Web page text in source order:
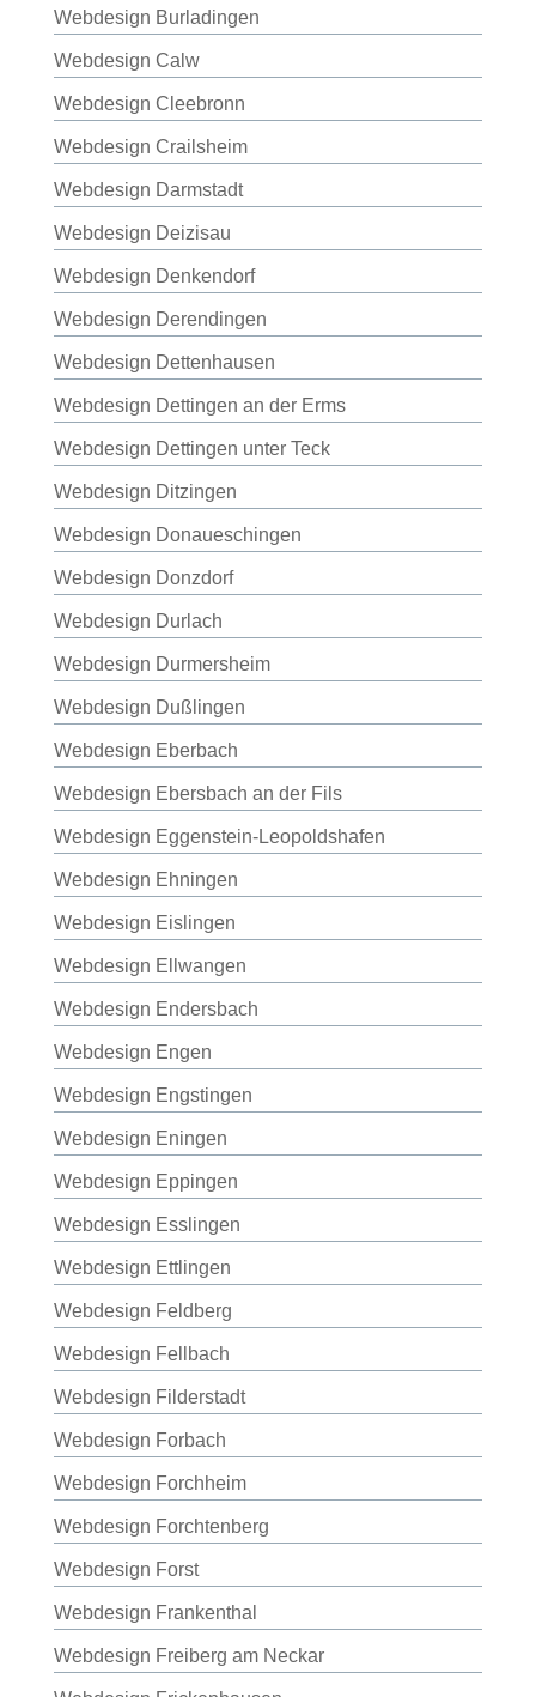
Webdesign Burladingen
Webdesign Calw
Webdesign Cleebronn
Webdesign Crailsheim
Webdesign Darmstadt
Webdesign Deizisau
Webdesign Denkendorf
Webdesign Derendingen
Webdesign Dettenhausen
Webdesign Dettingen an der Erms
Webdesign Dettingen unter Teck
Webdesign Ditzingen
Webdesign Donaueschingen
Webdesign Donzdorf
Webdesign Durlach
Webdesign Durmersheim
Webdesign Dußlingen
Webdesign Eberbach
Webdesign Ebersbach an der Fils
Webdesign Eggenstein-Leopoldshafen
Webdesign Ehningen
Webdesign Eislingen
Webdesign Ellwangen
Webdesign Endersbach
Webdesign Engen
Webdesign Engstingen
Webdesign Eningen
Webdesign Eppingen
Webdesign Esslingen
Webdesign Ettlingen
Webdesign Feldberg
Webdesign Fellbach
Webdesign Filderstadt
Webdesign Forbach
Webdesign Forchheim
Webdesign Forchtenberg
Webdesign Forst
Webdesign Frankenthal
Webdesign Freiberg am Neckar